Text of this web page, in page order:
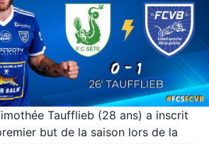
Taufflieb (28 ans) a inscrit
but de la saison lors de la